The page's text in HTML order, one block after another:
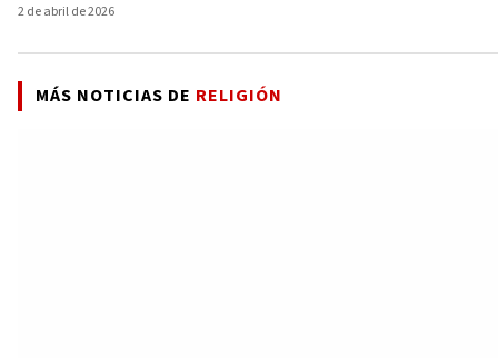
2 de abril de 2026
MÁS NOTICIAS DE RELIGIÓN